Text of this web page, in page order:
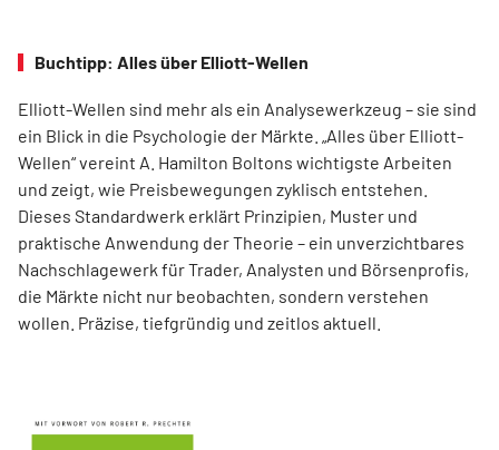
Buchtipp: Alles über Elliott-Wellen
Elliott-Wellen sind mehr als ein Analysewerkzeug – sie sind
ein Blick in die Psychologie der Märkte. „Alles über Elliott-
Wellen“ vereint A. Hamilton Boltons wichtigste Arbeiten
und zeigt, wie Preisbewegungen zyklisch entstehen.
Dieses Standardwerk erklärt Prinzipien, Muster und
praktische Anwendung der Theorie – ein unverzichtbares
Nachschlagewerk für Trader, Analysten und Börsenprofis,
die Märkte nicht nur beobachten, sondern verstehen
wollen. Präzise, tiefgründig und zeitlos aktuell.